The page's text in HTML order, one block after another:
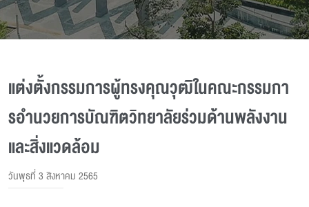
แต่งตั้งกรรมการผู้ทรงคุณวุฒิในคณะกรรมกา
รอํานวยการบัณฑิตวิทยาลัยร่วมด้านพลังงาน
และสิ่งแวดล้อม
วันพุธที่ 3 สิงหาคม 2565